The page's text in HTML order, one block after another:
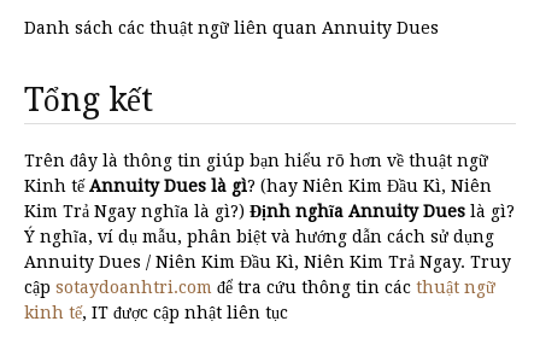
Danh sách các thuật ngữ liên quan Annuity Dues
Tổng kết
Trên đây là thông tin giúp bạn hiểu rõ hơn về thuật ngữ
Kinh tếAnnuity Dues là gì? (hay Niên Kim Đầu Kì, Niên
Kim Trả Ngay nghĩa là gì?) Định nghĩa Annuity Dues là gì?
Ý nghĩa, ví dụ mẫu, phân biệt và hướng dẫn cách sử dụng
Annuity Dues / Niên Kim Đầu Kì, Niên Kim Trả Ngay. Truy
cập sotaydoanhtri.com để tra cứu thông tin các thuật ngữ
kinh tế, IT được cập nhật liên tục